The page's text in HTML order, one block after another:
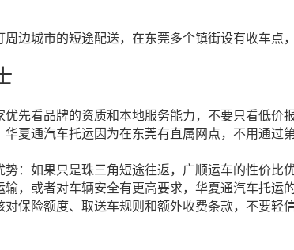
边城市的短途配送，在东莞多个镇街设有收车点
先看品牌的资质和本地服务能力，不要只看低
夏通汽车托运因为在东莞有直属网点，不用通过
：如果只是珠三角短途往返，广顺运车的性价
，或者对车辆安全有更高要求，华夏通汽车托运
保险额度、取送车规则和额外收费条款，不要轻